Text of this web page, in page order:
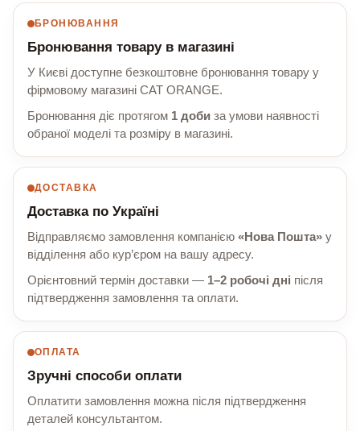
БРОНЮВАННЯ
Бронювання товару в магазині
У Києві доступне безкоштовне бронювання товару у
фірмовому магазині CAT ORANGE.
Бронювання діє протягом 1 доби за умови наявності
обраної моделі та розміру в магазині.
ДОСТАВКА
Доставка по Україні
Відправляємо замовлення компанією «Нова Пошта» у
відділення або кур’єром на вашу адресу.
Орієнтовний термін доставки — 1–2 робочі дні після
підтвердження замовлення та оплати.
ОПЛАТА
Зручні способи оплати
Оплатити замовлення можна після підтвердження
деталей консультантом.